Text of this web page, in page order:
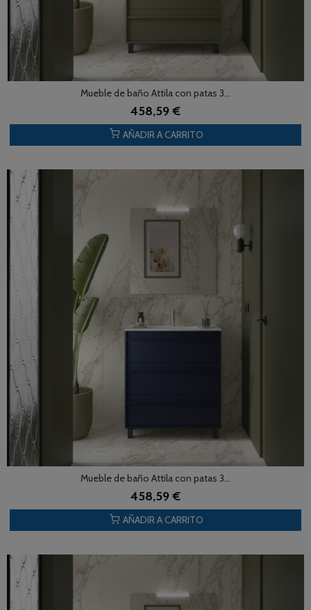
Mueble de baño Attila con patas 3...
458,59 €
AÑADIR A CARRITO
Mueble de baño Attila con patas 3...
458,59 €
AÑADIR A CARRITO